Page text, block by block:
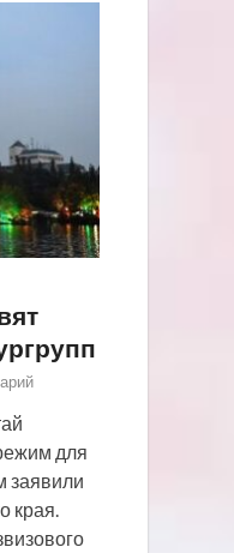
для
заявили
края.